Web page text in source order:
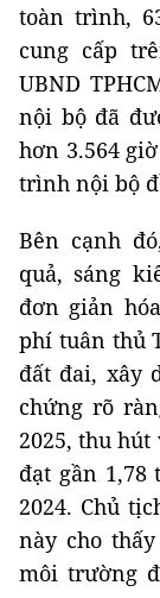
toàn trình,
cung cấp
UBND
nội bộ đã
hơn 3.564
trình nội bộ
Bên cạnh
quả, sáng
đơn giản
phí tuân thủ
đất đai, xây
chứng rõ
2025, thu
đạt gần 1,78
2024. Chủ
này cho
môi trường